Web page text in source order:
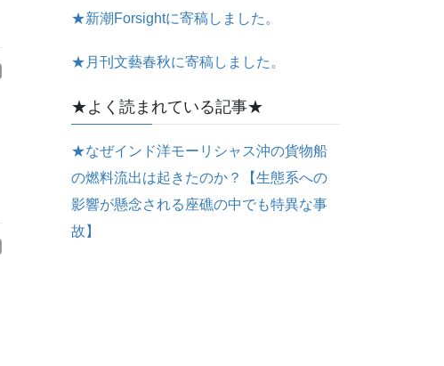
★新潮Forsightに寄稿しました。
★月刊文藝春秋に寄稿しました。
★よく読まれている記事★
★なぜインド洋モーリシャス沖の貨物船
の燃料流出は起きたのか？【生態系への
影響が懸念される座礁の中でも特異な事
故】